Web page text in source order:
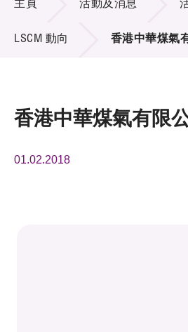
項目及資助計劃
活動及消息
主頁 活動及消息
LSCM 動向 香港中華煤氣
香港中華煤氣有限
01.02.2018